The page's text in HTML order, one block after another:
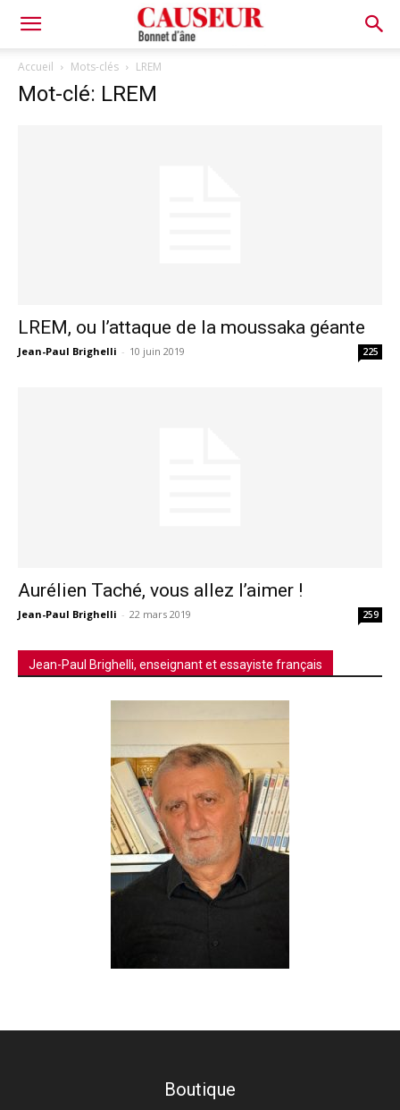
Bonnet
d'âne
Accueil Mots-clés LREM
Mot-clé: LREM
LREM, ou l’attaque de la moussaka géante
Jean-Paul Brighelli - 10 juin 2019 225
Aurélien Taché, vous allez l’aimer !
Jean-Paul Brighelli - 22 mars 2019 259
Jean-Paul Brighelli, enseignant et essayiste français
Boutique